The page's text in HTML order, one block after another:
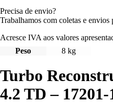
Precisa de envio?
Trabalhamos com coletas e
Acresce IVA aos valores
Peso
8 kg
Turbo
4.2 TD – 17201-